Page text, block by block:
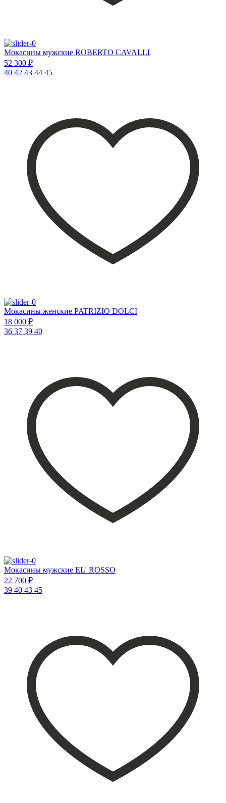
Мокасины мужские ROBERTO CAVALLI
52 300 ₽
40 42 43 44 45
Мокасины женские PATRIZIO DOLCI
18 000 ₽
36 37 39 40
Мокасины мужские EL' ROSSO
22 700 ₽
39 40 43 45